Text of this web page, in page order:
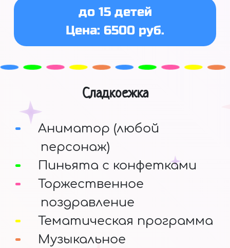
до 15 детей
Цена: 6500 руб.
Сладкоежка
Аниматор (любой
персонаж)
Пиньята с конфетками
Торжественное
поздравление
Тематическая программа
Музыкальное